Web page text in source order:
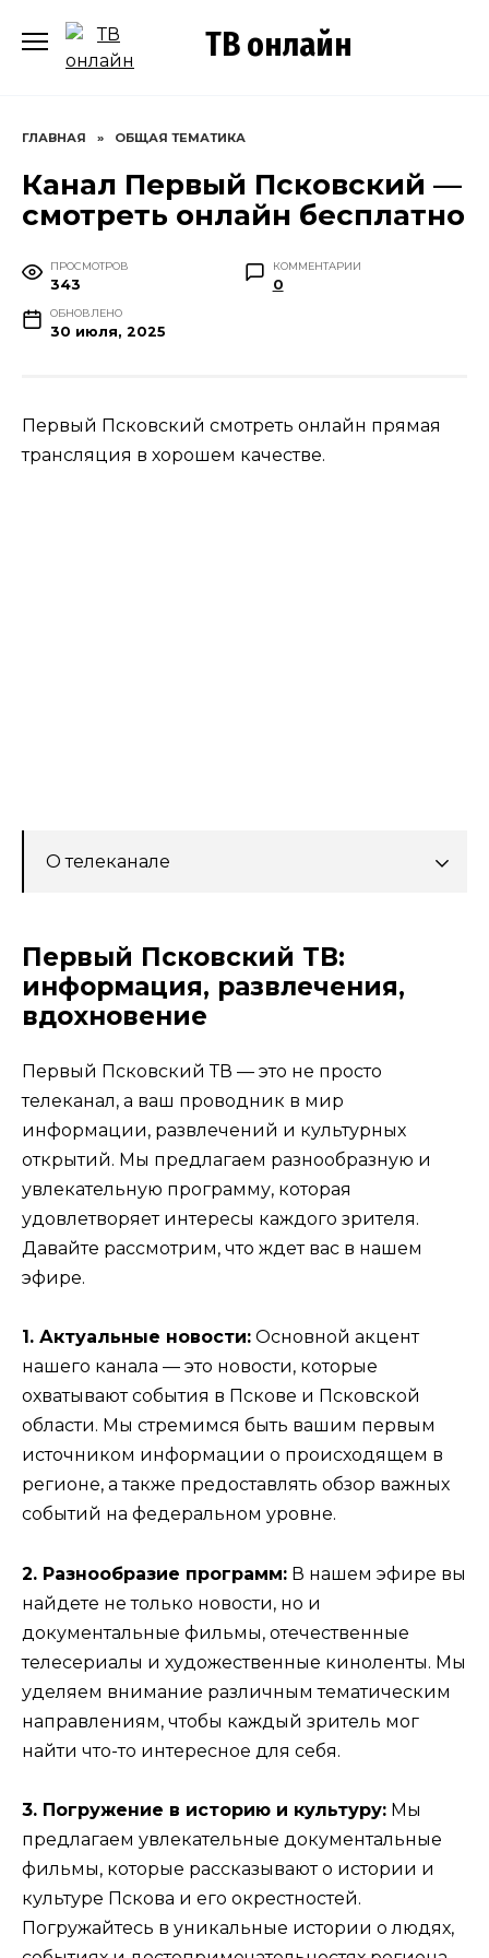
содержанию
ТВ онлайн
ГЛАВНАЯ » ОБЩАЯ ТЕМАТИКА
Канал Первый Псковский —
смотреть онлайн бесплатно
ПРОСМОТРОВ
343
КОММЕНТАРИИ
0
ОБНОВЛЕНО
30 июля, 2025
Первый Псковский смотреть онлайн прямая
трансляция в хорошем качестве.
О телеканале
Первый Псковский ТВ:
информация, развлечения,
вдохновение
Первый Псковский ТВ — это не просто
телеканал, а ваш проводник в мир
информации, развлечений и культурных
открытий. Мы предлагаем разнообразную и
увлекательную программу, которая
удовлетворяет интересы каждого зрителя.
Давайте рассмотрим, что ждет вас в нашем
эфире.
1. Актуальные новости: Основной акцент
нашего канала — это новости, которые
охватывают события в Пскове и Псковской
области. Мы стремимся быть вашим первым
источником информации о происходящем в
регионе, а также предоставлять обзор важных
событий на федеральном уровне.
2. Разнообразие программ: В нашем эфире вы
найдете не только новости, но и
документальные фильмы, отечественные
телесериалы и художественные киноленты. Мы
уделяем внимание различным тематическим
направлениям, чтобы каждый зритель мог
найти что-то интересное для себя.
3. Погружение в историю и культуру: Мы
предлагаем увлекательные документальные
фильмы, которые рассказывают о истории и
культуре Пскова и его окрестностей.
Погружайтесь в уникальные истории о людях,